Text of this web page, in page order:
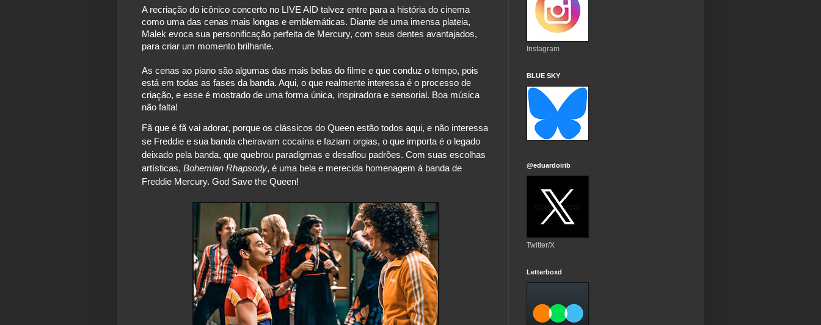
A recriação do icônico concerto no LIVE AID talvez entre para a história do cinema
como uma das cenas mais longas e emblemáticas. Diante de uma imensa plateia,
Malek evoca sua personificação perfeita de Mercury, com seus dentes avantajados,
para criar um momento brilhante.
As cenas ao piano são algumas das mais belas do filme e que conduz o tempo, pois
está em todas as fases da banda. Aqui, o que realmente interessa é o processo de
criação, e esse é mostrado de uma forma única, inspiradora e sensorial. Boa música
não falta!
Fã que é fã vai adorar, porque os clássicos do Queen estão todos aqui, e não interessa
se Freddie e sua banda cheiravam cocaína e faziam orgias, o que importa é o legado
deixado pela banda, que quebrou paradigmas e desafiou padrões. Com suas escolhas
artísticas, Bohemian Rhapsody, é uma bela e merecida homenagem à banda de
Freddie Mercury. God Save the Queen!
Instagram
BLUE SKY
@eduardoirib
Twitter/X
Letterboxd